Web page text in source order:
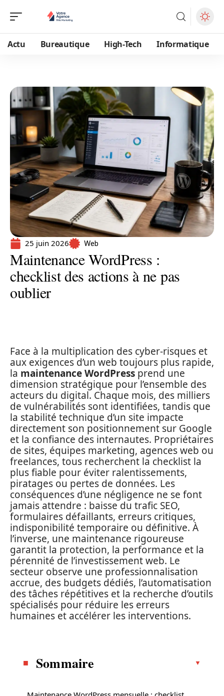
Actu Bureautique High-Tech Informatique
25 juin 2026 Web
Maintenance WordPress :
checklist des actions à ne pas
oublier
Face à la multiplication des cyber-risques et
aux exigences d’un web toujours plus rapide,
la maintenance WordPress prend une
dimension stratégique pour l’ensemble des
acteurs du digital. Chaque mois, des milliers
de vulnérabilités sont identifiées, tandis que
la stabilité technique d’un site impacte
directement son positionnement sur Google
et la confiance des internautes. Propriétaires
de sites, équipes marketing, agences web ou
freelances, tous recherchent la checklist la
plus fiable pour éviter ralentissements,
piratages ou pertes de données. Les
conséquences d’une négligence ne se font
jamais attendre : baisse du trafic SEO,
formulaires défaillants, erreurs critiques,
indisponibilité temporaire ou définitive. À
l’inverse, une maintenance rigoureuse
garantit la protection, la performance et la
pérennité de l’investissement web. Le
secteur observe une professionnalisation
accrue, des budgets dédiés, l’automatisation
des tâches répétitives et la recherche d’outils
spécialisés pour réduire les erreurs
humaines et accélérer les interventions.
Sommaire